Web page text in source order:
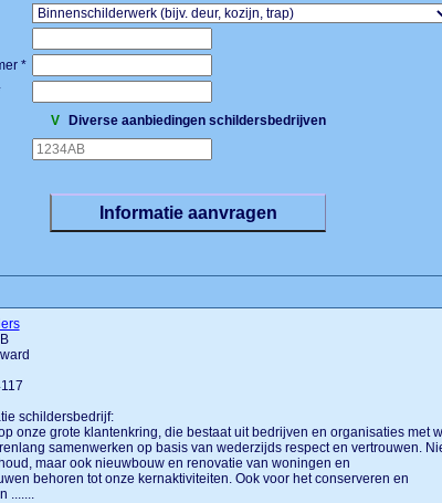
*
V
Diverse aanbiedingen schildersbedrijven
schildersbedrijf:
onze grote klantenkring, die bestaat uit bedrijven en organisaties met
samenwerken op basis van wederzijds respect en vertrouwen.
maar ook nieuwbouw en renovatie van woningen en
behoren tot onze kernaktiviteiten. Ook voor het conserveren en
.......